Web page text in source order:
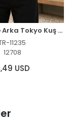
Erkek Ön ve Arka Tokyo Kuş Çiçek Baskılı Oversize T-Shirt - Ekru
11235
12708
USD